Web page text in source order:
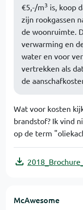
€5,-/m3 is, koop
zijn rookgassen
de woonruimte.
verwarming en
water en voor
vertrekken als
de
Wat voor kosten
brandstof? Ik vind
op de term
McAwesome